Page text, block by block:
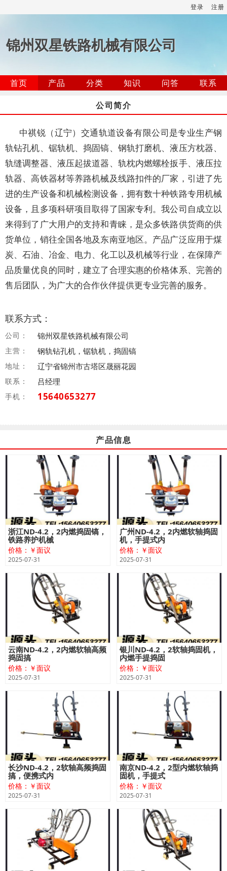
登录 注册
锦州双星铁路机械有限公司
首页 产品 分类 知识 问答
联系
公司简介
中祺锐（辽宁）交通轨道设备有限公司是专业生产钢
轨钻孔机、锯轨机、捣固镐、钢轨打磨机、液压方枕器、
轨缝调整器、液压起拔道器、轨枕内燃螺栓扳手、液压拉
轨器、高铁器材等养路机械及线路扣件的厂家，引进了先
进的生产设备和机械检测设备，拥有数十种铁路专用机械
设备，且多项科研项目取得了国家专利。我公司自成立以
来得到了广大用户的支持和青睐，是众多铁路供货商的供
货单位，销往全国各地及东南亚地区。产品广泛应用于煤
炭、石油、冶金、电力、化工以及机械等行业，在保障产
品质量优良的同时，建立了合理实惠的价格体系、完善的
售后团队，为广大的合作伙伴提供更专业完善的服务。
联系方式：
公司： 锦州双星铁路机械有限公司
主营： 钢轨钻孔机，锯轨机，捣固镐
地址： 辽宁省锦州市古塔区晟丽花园
联系： 吕经理
手机： 15640653277
产品信息
浙江ND-4.2，2内燃捣固镐，
铁路养护机械
价格：￥面议
2025-07-31
广州ND-4.2，2内燃软轴捣固
机，手提式内
价格：￥面议
2025-07-31
云南ND-4.2，2内燃软轴高频
捣固搞
价格：￥面议
2025-07-31
银川ND-4.2，2软轴捣固机，
内燃手提捣固
价格：￥面议
2025-07-31
长沙ND-4.2，2软轴高频捣固
搞，便携式内
价格：￥面议
2025-07-31
南京ND-4.2，2型内燃软轴捣
固机，手提式
价格：￥面议
2025-07-31